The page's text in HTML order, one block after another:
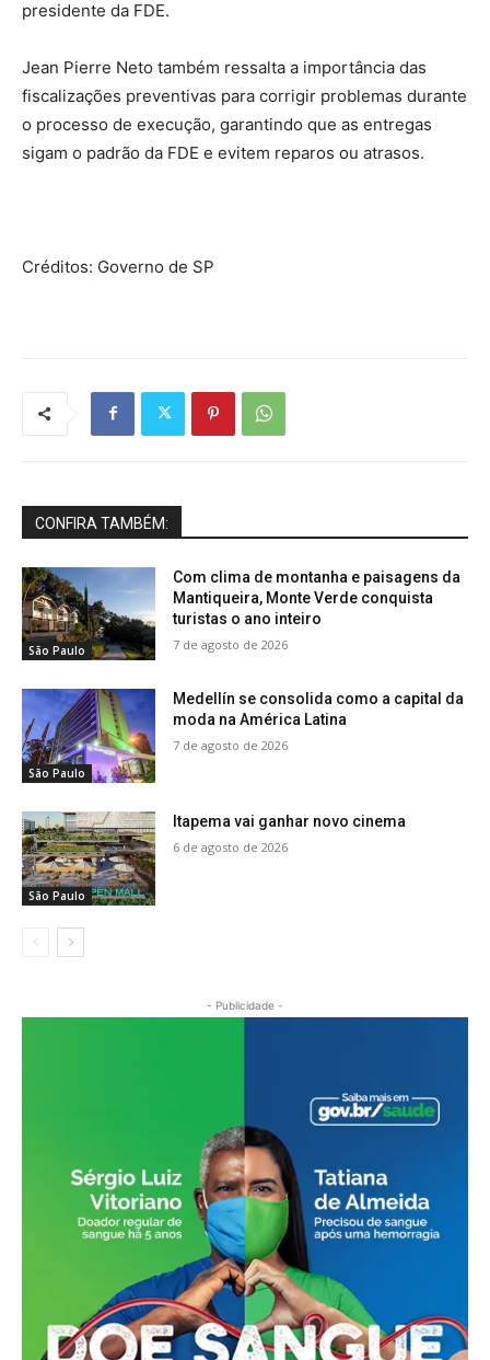
presidente da FDE.
Jean Pierre Neto também ressalta a importância das
fiscalizações preventivas para corrigir problemas durante
o processo de execução, garantindo que as entregas
sigam o padrão da FDE e evitem reparos ou atrasos.
Créditos: Governo de SP
CONFIRA TAMBÉM:
São Paulo
Com clima de montanha e paisagens da
Mantiqueira, Monte Verde conquista
turistas o ano inteiro
7 de agosto de 2026
São Paulo
Medellín se consolida como a capital da
moda na América Latina
7 de agosto de 2026
São Paulo
Itapema vai ganhar novo cinema
6 de agosto de 2026
- Publicidade -